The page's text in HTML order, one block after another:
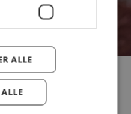
HER
ALLE